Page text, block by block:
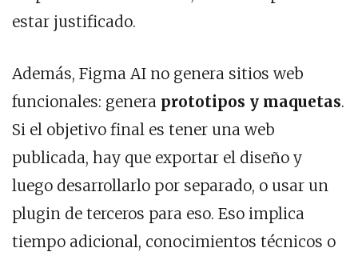
estar justificado.
Además, Figma AI no genera sitios web
funcionales: genera prototipos y maquetas.
Si el objetivo final es tener una web
publicada, hay que exportar el diseño y
luego desarrollarlo por separado, o usar un
plugin de terceros para eso. Eso implica
tiempo adicional, conocimientos técnicos o